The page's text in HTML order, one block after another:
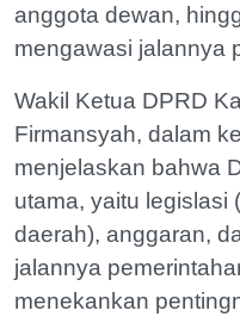
anggota dewan,
mengawasi jalannya
Wakil Ketua DPRD
Firmansyah, dalam
menjelaskan bahwa
utama, yaitu legislasi
daerah), anggaran,
jalannya
menekankan